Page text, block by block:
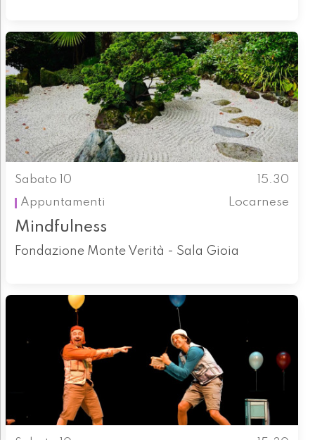
Sabato 10
15.30
Appuntamenti
Locarnese
Mindfulness
Fondazione Monte Verità - Sala Gioia